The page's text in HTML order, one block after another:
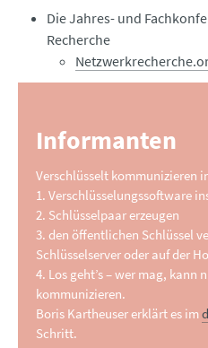
Die Jahres- und
Recherche
Informanten
Verschlüsselt kommunizieren
1. Verschlüsselungssoftware
2. Schlüsselpaar erzeugen
3. den öffentlichen Schlüssel
Schlüsselserver oder auf der
4. Los geht’s – wer mag, kann
kommunizieren.
Boris Kartheuser erklärt es im
Schritt.